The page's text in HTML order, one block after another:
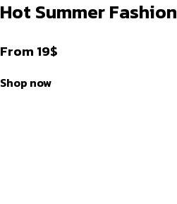
Hot Summer Fashion
From 19$
Shop now